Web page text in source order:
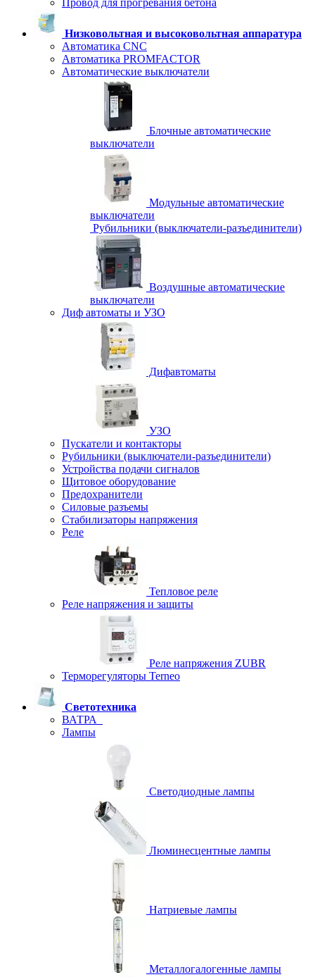
Провод для прогревания бетона
Низковольтная и высоковольтная аппаратура
Автоматика CNC
Автоматика PROMFACTOR
Автоматические выключатели
Блочные автоматические
выключатели
Модульные автоматические
выключатели
Рубильники (выключатели-разъединители)
Воздушные автоматические
выключатели
Диф автоматы и УЗО
Дифавтоматы
УЗО
Пускатели и контакторы
Рубильники (выключатели-разъединители)
Устройства подачи сигналов
Щитовое оборудование
Предохранители
Силовые разъемы
Стабилизаторы напряжения
Реле
Тепловое реле
Реле напряжения и защиты
Реле напряжения ZUBR
Терморегуляторы Terneo
Светотехника
ВАТРА
Лампы
Светодиодные лампы
Люминесцентные лампы
Натриевые лампы
Металлогалогенные лампы